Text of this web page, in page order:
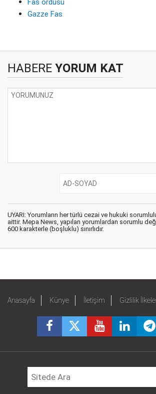
Fas ordusu
Gazze Fas
HABERE YORUM KAT
UYARI: Yorumların her türlü cezai ve hukuki
aittir. Mepa News, yapılan yorumlardan sorumlu
600 karakterle (boşluklu) sınırlıdır.
Anasayfa Künye İletişim Gizlilik